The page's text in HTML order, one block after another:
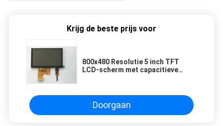
Krijg de beste prijs voor
800x480 Resolutie 5 inch TFT
LCD-scherm met capacitieve
Doorgaan